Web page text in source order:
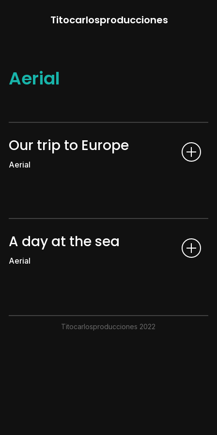
Titocarlosproducciones
Aerial
Our trip to Europe
Aerial
A day at the sea
Aerial
Titocarlosproducciones 2022